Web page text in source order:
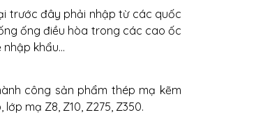
trước đây phải nhập từ các quốc
ống điều hòa trong các cao ốc
khẩu…
công sản phẩm thép mạ kẽm
mạ Z8, Z10, Z275, Z350.